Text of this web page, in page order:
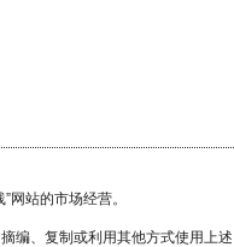
网站的市场经营。
编、复制或利用其他方式使用上述